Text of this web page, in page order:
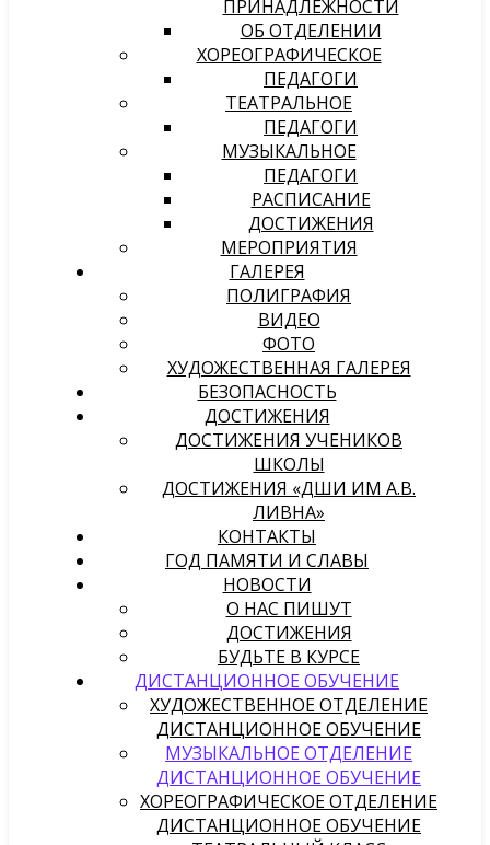
ПРИНАДЛЕЖНОСТИ
ОБ ОТДЕЛЕНИИ
ХОРЕОГРАФИЧЕСКОЕ
ПЕДАГОГИ
ТЕАТРАЛЬНОЕ
ПЕДАГОГИ
МУЗЫКАЛЬНОЕ
ПЕДАГОГИ
РАСПИСАНИЕ
ДОСТИЖЕНИЯ
МЕРОПРИЯТИЯ
ГАЛЕРЕЯ
ПОЛИГРАФИЯ
ВИДЕО
ФОТО
ХУДОЖЕСТВЕННАЯ ГАЛЕРЕЯ
БЕЗОПАСНОСТЬ
ДОСТИЖЕНИЯ
ДОСТИЖЕНИЯ УЧЕНИКОВ
ШКОЛЫ
ДОСТИЖЕНИЯ «ДШИ ИМ А.В.
ЛИВНА»
КОНТАКТЫ
ГОД ПАМЯТИ И СЛАВЫ
НОВОСТИ
О НАС ПИШУТ
ДОСТИЖЕНИЯ
БУДЬТЕ В КУРСЕ
ДИСТАНЦИОННОЕ ОБУЧЕНИЕ
ХУДОЖЕСТВЕННОЕ ОТДЕЛЕНИЕ
ДИСТАНЦИОННОЕ ОБУЧЕНИЕ
МУЗЫКАЛЬНОЕ ОТДЕЛЕНИЕ
ДИСТАНЦИОННОЕ ОБУЧЕНИЕ
ХОРЕОГРАФИЧЕСКОЕ ОТДЕЛЕНИЕ
ДИСТАНЦИОННОЕ ОБУЧЕНИЕ